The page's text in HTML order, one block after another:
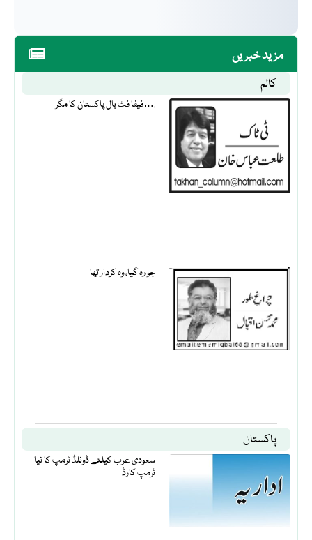
مزید خبریں
کالم
فیفا فٹ بال پاکستان کا مگر….
جو رہ گیا، وہ کردار تھا
پاکستان
سعودی عرب کیلئے ڈونلڈ ٹرمپ کا نیا
ٹرمپ کارڈ